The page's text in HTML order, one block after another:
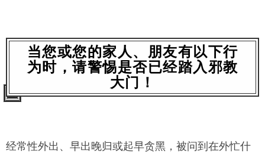
当您或您的家人、朋友有以下行
为时，请警惕是否已经踏入邪教
大门！
经常性外出、早出晚归或起早贪黑，被问到在外忙什